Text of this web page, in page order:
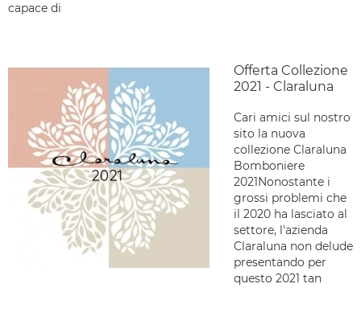
capace di
Offerta Collezione
2021 - Claraluna
Cari amici sul nostro
sito la nuova
collezione Claraluna
Bomboniere
2021Nonostante i
grossi problemi che
il 2020 ha lasciato al
settore, l'azienda
Claraluna non delude
presentando per
questo 2021 tan